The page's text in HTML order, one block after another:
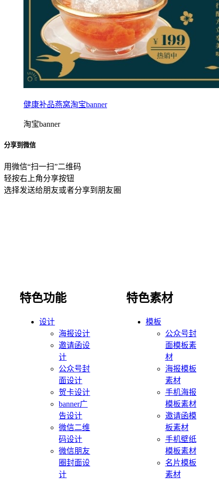
健康补品燕窝淘宝banner
淘宝banner
分享到微信
用微信“扫一扫”二维码
轻按右上角分享按钮
选择发送给朋友或者分享到朋友圈
特色功能
设计
海报设计
邀请函设
计
公众号封
面设计
贺卡设计
banner广
告设计
微信二维
码设计
微信朋友
圈封面设
计
特色素材
模板
公众号封
面模板素
材
海报模板
素材
手机海报
模板素材
邀请函模
板素材
手机壁纸
模板素材
名片模板
素材